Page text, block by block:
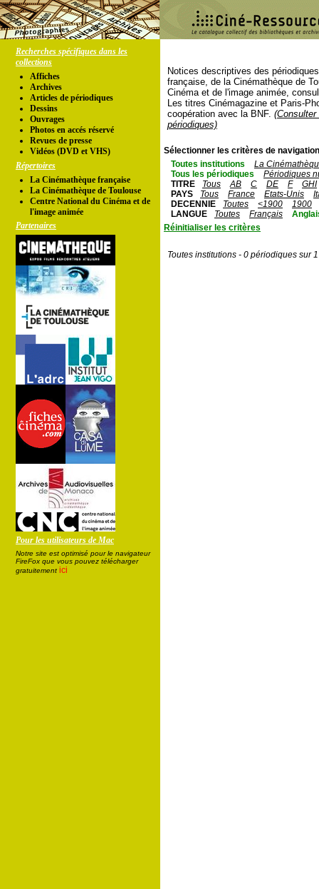
Recherches spécifiques dans les
collections
Affiches
Archives
Articles de périodiques
Dessins
Ouvrages
Photos en accés réservé
Revues de presse
Vidéos (DVD et VHS)
Répertoires
La Cinémathèque française
La Cinémathèque de Toulouse
Centre National du Cinéma et de
l'image animée
Partenaires
Pour les utilisateurs de Mac
Notre site est optimisé pour le navigateur
FireFox que vous pouvez télécharger
gratuitement ici
Notices descriptives des
française, de la Cinémathèque de
Cinéma et de l'image animée,
Les titres Cinémagazine et Paris-
coopération avec la BNF.
périodiques)
Sélectionner les critères de
Toutes institutions
La
Tous les périodiques
Périodiques
TITRE
Tous AB C DE F
GHI
PAYS
Tous France Etats-Unis
DECENNIE
Toutes <1900
1900
LANGUE
Toutes Français
Réinitialiser les critères
Toutes institutions - 0 périodiques sur